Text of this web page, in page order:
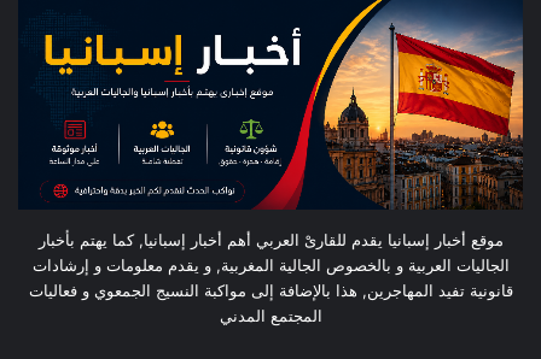
موقع أخبار إسبانيا يقدم للقارىْ العربي أهم أخبار إسبانيا, كما يهتم بأخبار
الجاليات العربية و بالخصوص الجالية المغربية, و يقدم معلومات و إرشادات
قانونية تفيد المهاجرين, هذا بالإضافة إلى مواكبة النسيج الجمعوي و فعاليات
المجتمع المدني